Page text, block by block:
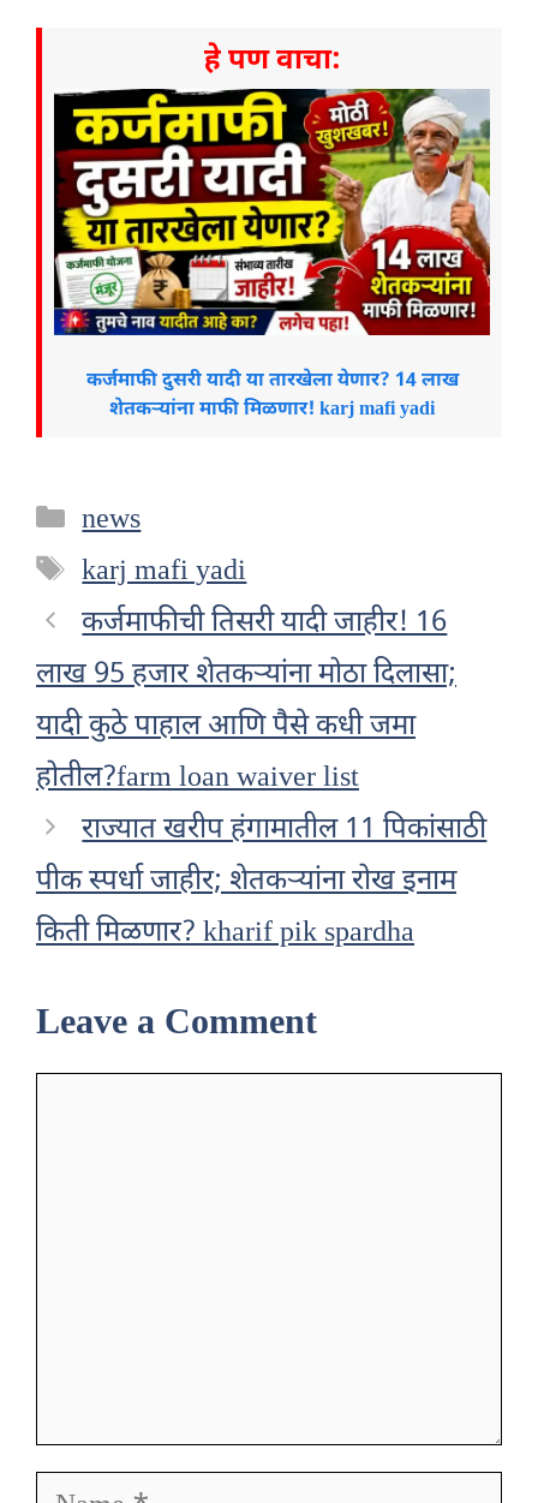
हे पण वाचा:
कर्जमाफी दुसरी यादी या तारखेला येणार? 14 लाख
शेतकऱ्यांना माफी मिळणार! karj mafi yadi
Categories
news
Tags
karj mafi yadi
कर्जमाफीची तिसरी यादी जाहीर! 16
लाख 95 हजार शेतकऱ्यांना मोठा दिलासा;
यादी कुठे पाहाल आणि पैसे कधी जमा
होतील?farm loan waiver list
राज्यात खरीप हंगामातील 11 पिकांसाठी
पीक स्पर्धा जाहीर; शेतकऱ्यांना रोख इनाम
किती मिळणार? kharif pik spardha
Leave a Comment
Name